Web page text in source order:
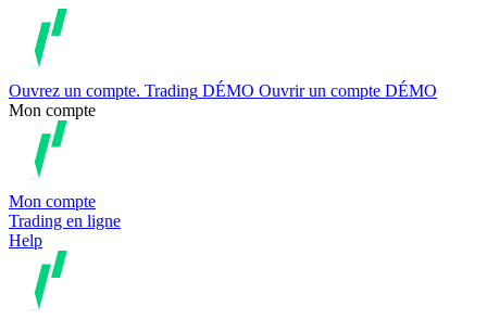
Ouvrez un compte. Trading DÉMO Ouvrir un compte DÉMO
Mon compte
Mon compte
Trading en ligne
Help